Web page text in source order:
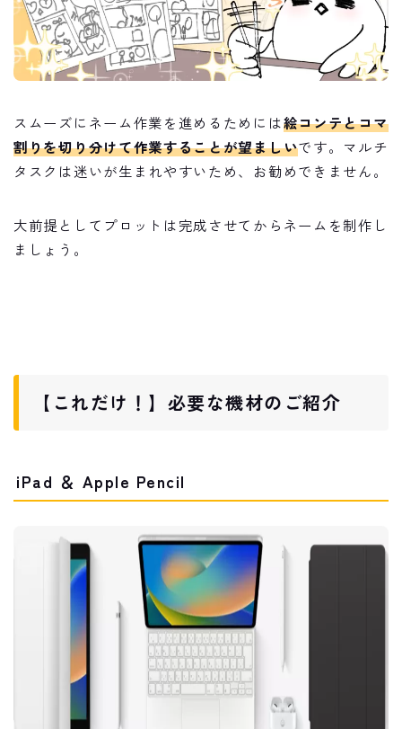
スムーズにネーム作業を進めるためには絵コンテとコマ
割りを切り分けて作業することが望ましいです。マルチ
タスクは迷いが生まれやすいため、お勧めできません。
大前提としてプロットは完成させてからネームを制作し
ましょう。
【これだけ！】必要な機材のご紹介
iPad ＆ Apple Pencil